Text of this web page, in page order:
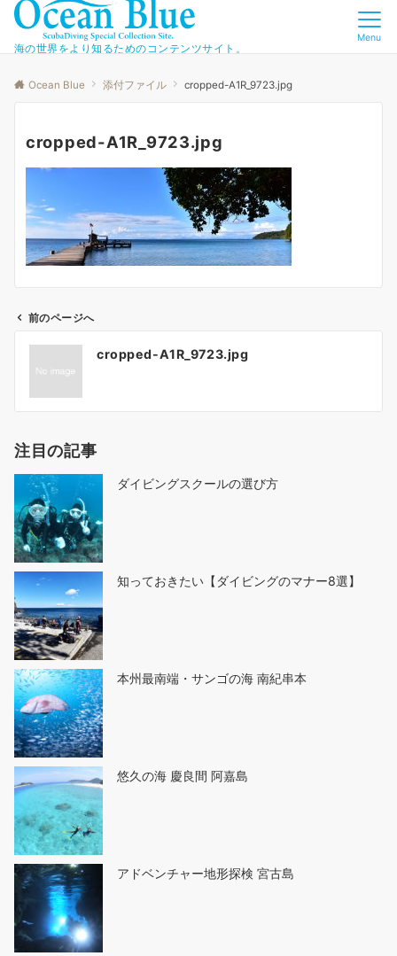
海の世界をより知るためのコンテンツサイト。
Menu
Ocean Blue 添付ファイル cropped-A1R_9723.jpg
cropped-A1R_9723.jpg
ビ
ー
シ
ン
前のページへ
cropped-A1R_9723.jpg
注目の記事
ダイビングスクールの選び方
知っておきたい【ダイビングのマナー8選】
本州最南端・サンゴの海 南紀串本
悠久の海 慶良間 阿嘉島
アドベンチャー地形探検 宮古島